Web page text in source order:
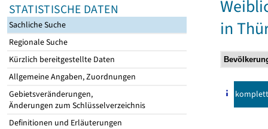
STATISTISCHE DATEN
Sachliche Suche
Regionale Suche
Kürzlich bereitgestellte Daten
Allgemeine Angaben, Zuordnungen
Gebietsveränderungen,
Änderungen zum Schlüsselverzeichnis
Definitionen und Erläuterungen
in
komplett